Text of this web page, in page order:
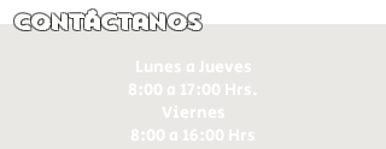
Contáctanos
Lunes a Jueves
8:00 a 17:00 Hrs.
Viernes
8:00 a 16:00 Hrs​